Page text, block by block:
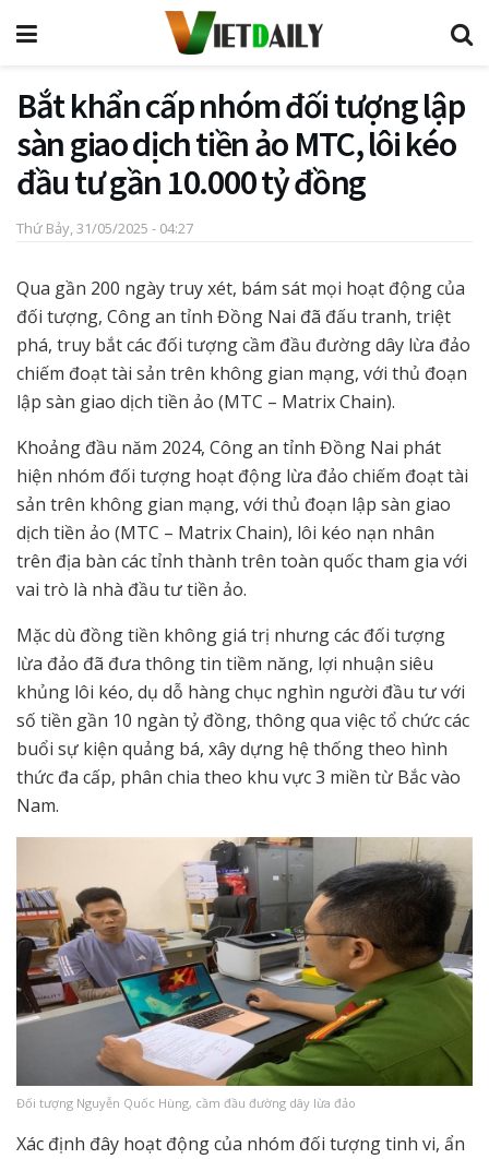
Bắt khẩn cấp nhóm đối tượng lập
sàn giao dịch tiền ảo MTC, lôi kéo
đầu tư gần 10.000 tỷ đồng
Thứ Bảy, 31/05/2025 - 04:27
Qua gần 200 ngày truy xét, bám sát mọi hoạt động của
đối tượng, Công an tỉnh Đồng Nai đã đấu tranh, triệt
phá, truy bắt các đối tượng cầm đầu đường dây lừa đảo
chiếm đoạt tài sản trên không gian mạng, với thủ đoạn
lập sàn giao dịch tiền ảo (MTC – Matrix Chain).
Khoảng đầu năm 2024, Công an tỉnh Đồng Nai phát
hiện nhóm đối tượng hoạt động lừa đảo chiếm đoạt tài
sản trên không gian mạng, với thủ đoạn lập sàn giao
dịch tiền ảo (MTC – Matrix Chain), lôi kéo nạn nhân
trên địa bàn các tỉnh thành trên toàn quốc tham gia với
vai trò là nhà đầu tư tiền ảo.
Mặc dù đồng tiền không giá trị nhưng các đối tượng
lừa đảo đã đưa thông tin tiềm năng, lợi nhuận siêu
khủng lôi kéo, dụ dỗ hàng chục nghìn người đầu tư với
số tiền gần 10 ngàn tỷ đồng, thông qua việc tổ chức các
buổi sự kiện quảng bá, xây dựng hệ thống theo hình
thức đa cấp, phân chia theo khu vực 3 miền từ Bắc vào
Nam.
Đối tượng Nguyễn Quốc Hùng, cầm đầu đường dây lừa đảo
Xác định đây hoạt động của nhóm đối tượng tinh vi, ẩn